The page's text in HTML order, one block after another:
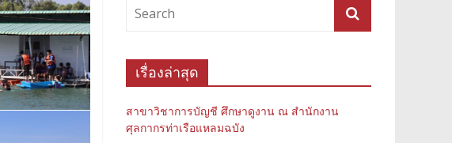
เรื่องล่าสุด
สาขาวิชาการบัญชี ศึกษาดูงาน ณ สำนักงาน
ศุลกากรท่าเรือแหลมฉบัง